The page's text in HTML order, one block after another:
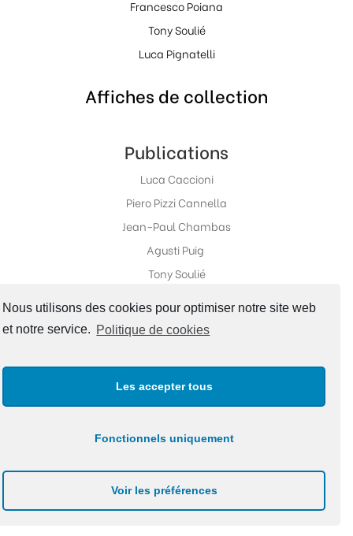
Nous utilisons des cookies pour optimiser notre site web
et notre service. Politique de cookies
Les accepter tous
Fonctionnels uniquement
Voir les préférences
Francesco Poiana
Tony Soulié
Luca Pignatelli
Affiches de collection
Publications
Luca Caccioni
Piero Pizzi Cannella
Jean-Paul Chambas
Agusti Puig
Tony Soulié
Réseaux sociaux
Copyright ©Galerie Fabrice Galvani |
confidentialité|Site Map
Design by A2STUDIO